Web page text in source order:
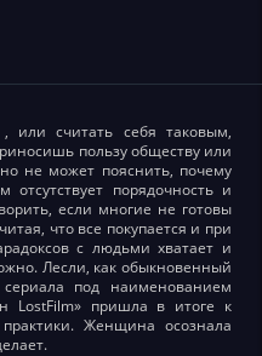
или считать себя таковым,
пользу обществу или
не может пояснить, почему
порядочность и
если многие не готовы
что все покупается и при
с людьми хватает и
Лесли, как обыкновенный
под наименованием
LostFilm» пришла в итоге к
Женщина осознала